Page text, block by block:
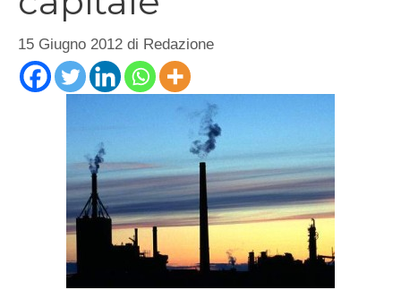
15 Giugno 2012 di Redazione